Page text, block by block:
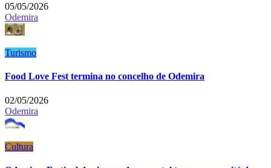
05/05/2026
Odemira
Turismo
Food Love Fest termina no concelho de Odemira
02/05/2026
Odemira
Cultura